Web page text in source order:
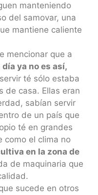
manteniendo
del samovar, una
mantiene caliente
mencionar que a
día ya no es así,
té sólo estaba
de casa. Ellas eran
sabían servir
de un país que
té en grandes
como el clima no
en la zona de
de maquinaria que
sucede en otros